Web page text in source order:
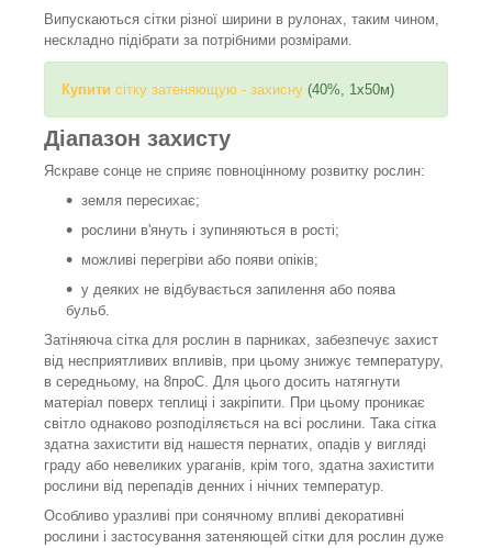
Випускаються сітки різної ширини в рулонах, таким чином,
нескладно підібрати за потрібними розмірами.
Купити сітку затеняющую - захисну (40%, 1х50м)
Діапазон захисту
Яскраве сонце не сприяє повноцінному розвитку рослин:
земля пересихає;
рослини в'януть і зупиняються в рості;
можливі перегріви або появи опіків;
у деяких не відбувається запилення або поява
бульб.
Затіняюча сітка для рослин в парниках, забезпечує захист
від несприятливих впливів, при цьому знижує температуру,
в середньому, на 8проС. Для цього досить натягнути
матеріал поверх теплиці і закріпити. При цьому проникає
світло однаково розподіляється на всі рослини. Така сітка
здатна захистити від нашестя пернатих, опадів у вигляді
граду або невеликих ураганів, крім того, здатна захистити
рослини від перепадів денних і нічних температур.
Особливо уразливі при сонячному впливі декоративні
рослини і застосування затеняющей сітки для рослин дуже